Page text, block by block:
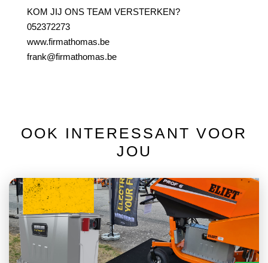
KOM JIJ ONS TEAM VERSTERKEN?
052372273
www.firmathomas.be
frank@firmathomas.be
OOK INTERESSANT VOOR
JOU